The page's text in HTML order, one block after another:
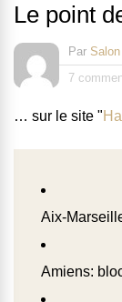
Le point
Par
7
… sur le site "
Aix-
Amiens: